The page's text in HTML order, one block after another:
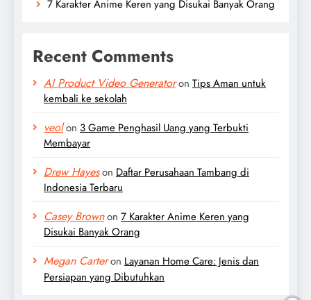
7 Karakter Anime Keren yang Disukai Banyak Orang
Recent Comments
AI Product Video Generatoron Tips Aman untuk
kembali ke sekolah
veolon 3 Game Penghasil Uang yang Terbukti
Membayar
Drew Hayeson Daftar Perusahaan Tambang di
Indonesia Terbaru
Casey Brownon 7 Karakter Anime Keren yang
Disukai Banyak Orang
Megan Carteron Layanan Home Care: Jenis dan
Persiapan yang Dibutuhkan